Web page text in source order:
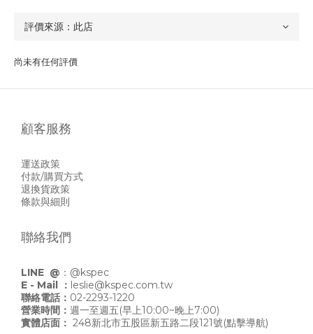
尚未有任何評價
顧客服務
運送政策
付款/購買方式
退換貨政策
條款與細則
聯絡我們
LINE @ ： @kspec
E - Mail ： leslie@kspec.com.tw
聯絡電話： 02-2293-1220
營業時間： 週一至週五(早上10:00~晚上7:00)
實體店面： 248新北市五股區新五路二段121號(點擊導航)